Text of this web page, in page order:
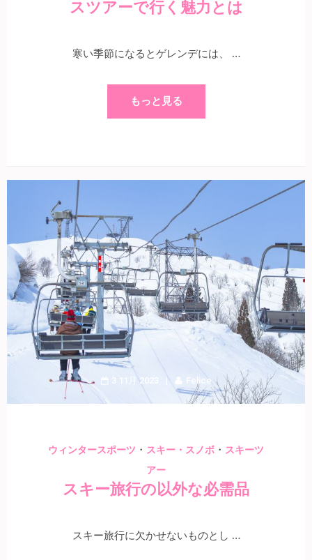
スツアーで行く魅力とは
寒い季節になるとゲレンデには、 …
もっと見る
3 11月 2023 Felice
ウィンタースポーツ ・ スキー・スノボ ・ スキーツ
アー
スキー旅行の以外な必需品
スキー旅行に欠かせないものとし …